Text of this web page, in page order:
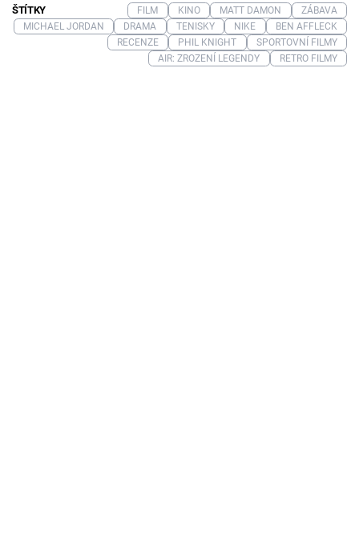
ŠTÍTKY FILM KINO MATT DAMON
ZÁBAVA
MICHAEL JORDAN
DRAMA TENISKY NIKE
BEN AFFLECK
RECENZE
PHIL KNIGHT
SPORTOVNÍ FILMY
AIR: ZROZENÍ LEGENDY
RETRO FILMY